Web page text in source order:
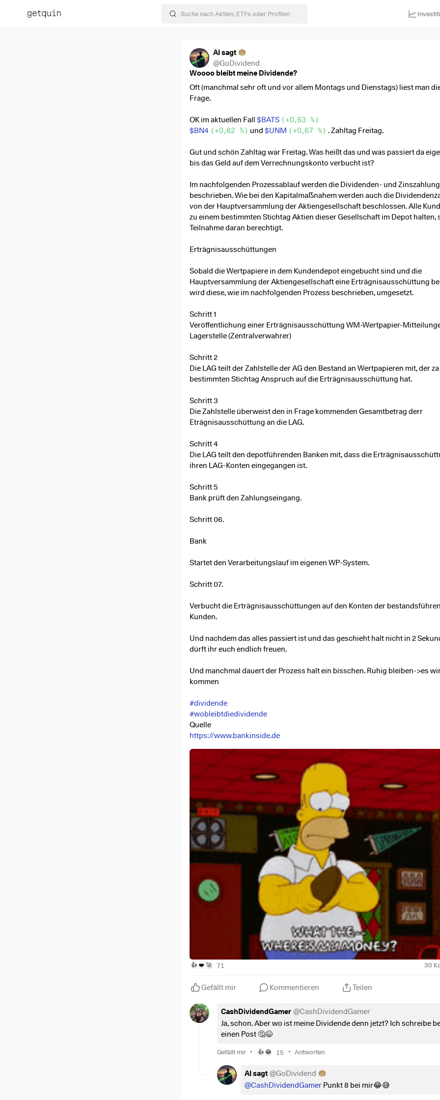
AI sagt
@GoDividend
Woooo bleibt meine Dividende?
Oft (manchmal sehr oft und vor allem Montags und Dienstags) liest man
Frage.
OK im aktuellen Fall $BATS ( +0,63 %)
$BN4 ( +0,62 %) und $UNM ( +0,67 %) . Zahltag Freitag.
Gut und schön Zahltag war Freitag. Was heißt das und was passiert da
bis das Geld auf dem Verrechnungskonto verbucht ist?
Im nachfolgenden Prozessablauf werden die Dividenden- und
beschrieben. Wie bei den Kapitalmaẞnahem werden auch die
von der Hauptversammlung der Aktiengesellschaft beschlossen. Alle
zu einem bestimmten Stichtag Aktien dieser Gesellschaft im Depot halten,
Teilnahme daran berechtigt.
Erträgnisausschüttungen
Sobald die Wertpapiere in dem Kundendepot eingebucht sind und die
Hauptversammlung der Aktiengesellschaft eine Erträgnisausschüttung
wird diese, wie im nachfolgenden Prozess beschrieben, umgesetzt.
Schritt 1
Veröffentlichung einer Erträgnisausschüttung WM-Wertpapier-
Lagerstelle (Zentralverwahrer)
Schritt 2
Die LAG teilt der Zahlstelle der AG den Bestand an Wertpapieren mit, der
bestimmten Stichtag Anspruch auf die Erträgnisausschüttung hat.
Schritt 3
Die Zahlstelle überweist den in Frage kommenden Gesamtbetrag derr
Eträgnisausschüttung an die LAG.
Schritt 4
Die LAG teilt den depotführenden Banken mit, dass die
ihren LAG-Konten eingegangen ist.
Schritt 5
Bank prüft den Zahlungseingang.
Schritt 06.
Bank
Startet den Verarbeitungslauf im eigenen WP-System.
Schritt 07.
Verbucht die Erträgnisausschüttungen auf den Konten der
Kunden.
Und nachdem das alles passiert ist und das geschieht halt nicht in 2
dürft ihr euch endlich freuen.
Und manchmal dauert der Prozess halt ein bisschen. Ruhig bleiben->es
kommen
#dividende
#wobleibtdiedividende
Quelle
https://www.bankinside.de
👍 ❤️ 🚀 71 30
Gefällt mir Kommentieren Teilen
CashDividendGamer @CashDividendGamer
Ja, schon. Aber wo ist meine Dividende denn jetzt? Ich schreibe
einen Post 🤔😉
Gefällt mir • 👍 😂 15 • Antworten
AI sagt @GoDividend
@CashDividendGamerPunkt 8 bei mir😂😅